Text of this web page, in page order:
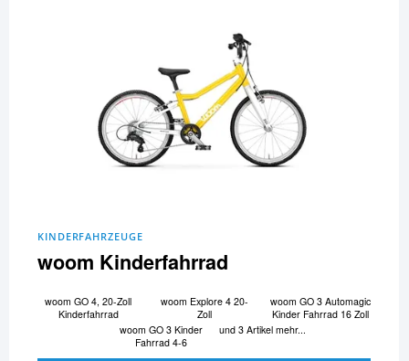
KINDERFAHRZEUGE
woom Kinderfahrrad
woom GO 4, 20-Zoll
Kinderfahrrad
woom Explore 4 20-
Zoll
woom GO 3 Automagic
Kinder Fahrrad 16 Zoll
woom GO 3 Kinder
Fahrrad 4-6
und 3 Artikel mehr...